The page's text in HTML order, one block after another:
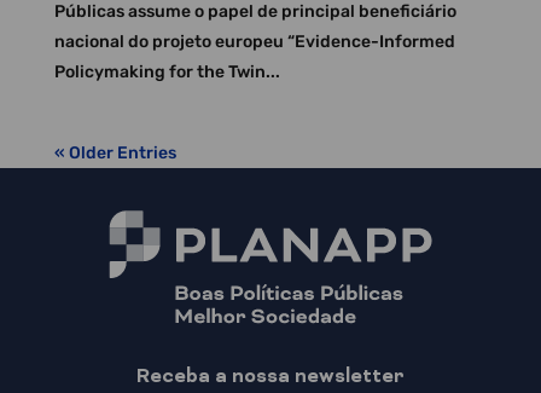
Públicas assume o papel de principal beneficiário
nacional do projeto europeu “Evidence-Informed
Policymaking for the Twin...
« Older Entries
Receba a nossa newsletter